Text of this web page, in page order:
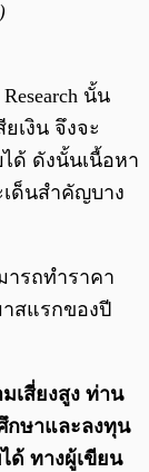
นั้น
เงิน จึงจะ
ด้ ดังนั้นเนื้อหา
เด็นสำคัญบาง
ารถทำราคา
สแรกของปี
เสี่ยงสูง ท่าน
กษาและลงทุน
ด้ ทางผู้เขียน